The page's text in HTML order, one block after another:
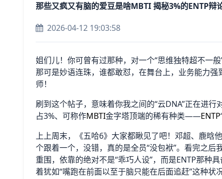
那些又疯又有脑的爱豆是啥MBTI 揭秘3%的ENTP辩
2026-04-12 19:03:58
姐们儿！你可曾有过那种，对一个“思维独特超不一
那可是妙语连珠，谁都敢怼，在舞台上，业务能力
师！
刷到这个帖子，意味着你我之间的“云DNA”正在进
占3%、可称作MBTI金字塔顶端的稀有种类——ENTP
上上周末，《五哈6》大家都瞅见了吧！邓超、鹿晗
个跟着一个，没错，真的是全员“没包袱”。看完之
重围，依靠的绝对不是“乖巧人设”，而是ENTP那种
着犹如“嘴跑在前面以至于脑只能在后面追赶”这种状